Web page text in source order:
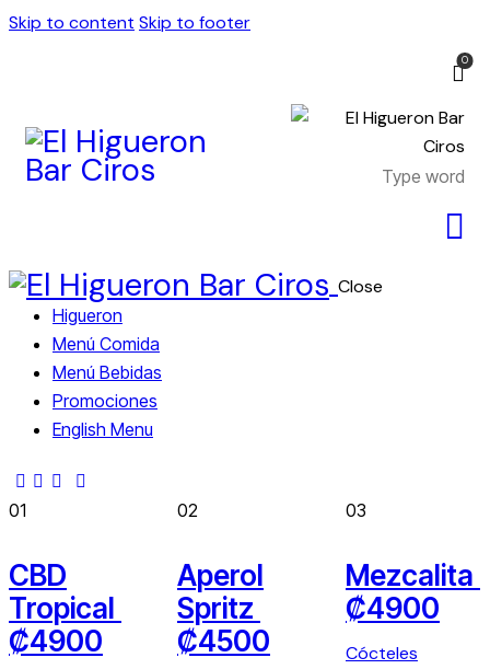
Skip to content Skip to footer
0
Close
Higueron
Menú Comida
Menú Bebidas
Promociones
English Menu
01
CBD
Tropical
₡4900
02
Aperol
Spritz
₡4500
03
Mezcalita
₡4900
Cócteles